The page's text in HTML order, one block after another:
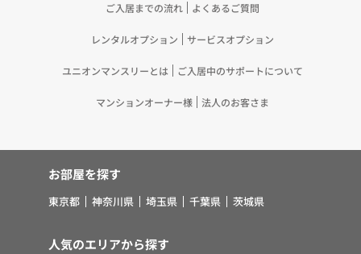
ご入居までの流れ よくあるご質問
レンタルオプション サービスオプション
ユニオンマンスリーとは ご入居中のサポートについて
マンションオーナー様 法人のお客さま
お部屋を探す
東京都 神奈川県 埼玉県 千葉県 茨城県
人気のエリアから探す